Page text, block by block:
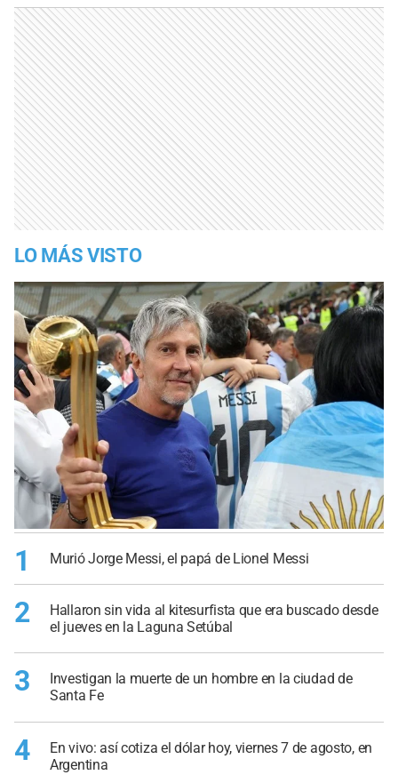
LO MÁS VISTO
1 Murió Jorge Messi, el papá de Lionel Messi
2
Hallaron sin vida al kitesurfista que era buscado desde
el jueves en la Laguna Setúbal
3
Investigan la muerte de un hombre en la ciudad de
Santa Fe
4
En vivo: así cotiza el dólar hoy, viernes 7 de agosto, en
Argentina